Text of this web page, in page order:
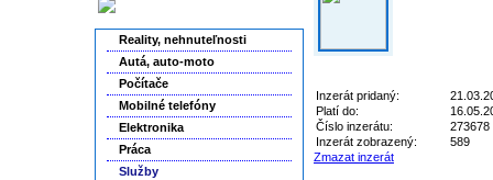
Reality, nehnuteľnosti
Autá, auto-moto
Počítače
Mobilné telefóny
Elektronika
Práca
Služby
Inzerát pridaný:
Platí do:
Číslo inzerátu:
273678
Inzerát zobrazený:
589
Zmazat inzerát